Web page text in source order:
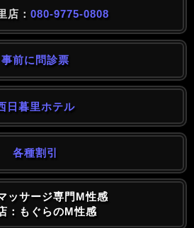
店： 080-9775-0808
事前に問診票
日暮里ホテル
各種割引
ッサージ専門M性感
：もぐらのM性感